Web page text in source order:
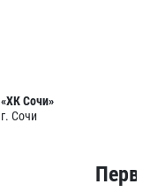
«ХК Сочи»
г. Сочи